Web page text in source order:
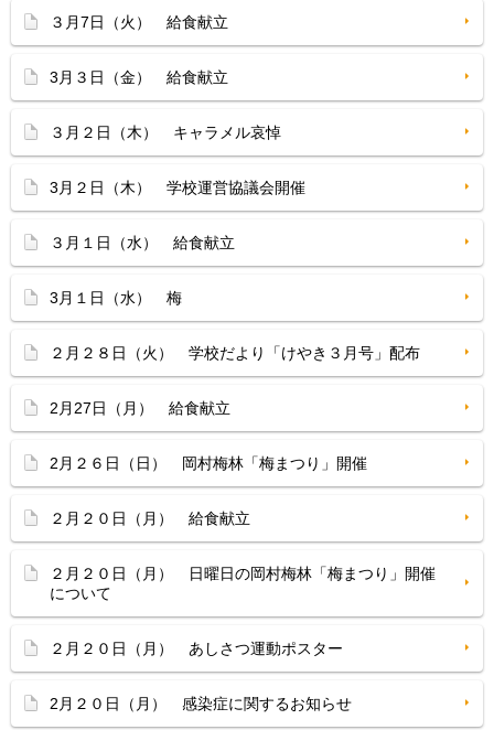
３月7日（火） 給食献立
3月３日（金） 給食献立
３月２日（木） キャラメル哀悼
3月２日（木） 学校運営協議会開催
３月１日（水） 給食献立
3月１日（水） 梅
２月２８日（火） 学校だより「けやき３月号」配布
2月27日（月） 給食献立
2月２６日（日） 岡村梅林「梅まつり」開催
２月２０日（月） 給食献立
２月２０日（月） 日曜日の岡村梅林「梅まつり」開催
について
２月２０日（月） あしさつ運動ポスター
2月２０日（月） 感染症に関するお知らせ